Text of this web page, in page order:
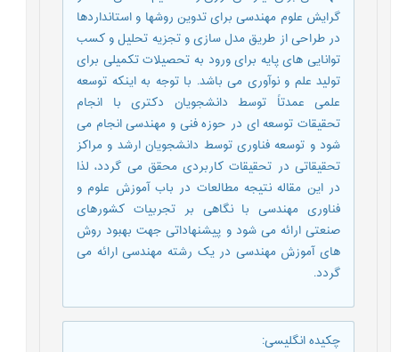
گرایش علوم مهندسی برای تدوین روشها و استانداردها
در طراحی از طریق مدل سازی و تجزیه تحلیل و کسب
توانایی های پایه برای ورود به تحصیلات تکمیلی برای
تولید علم و نوآوری می باشد. با توجه به اینکه توسعه
علمی عمدتاً توسط دانشجویان دکتری با انجام
تحقیقات توسعه ای در حوزه فنی و مهندسی انجام می
شود و توسعه فناوری توسط دانشجویان ارشد و مراکز
تحقیقاتی در تحقیقات کاربردی محقق می گردد، لذا
در این مقاله نتیجه مطالعات در باب آموزش علوم و
فناوری مهندسی با نگاهی بر تجربیات کشورهای
صنعتی ارائه می شود و پیشنهاداتی جهت بهبود روش
های آموزش مهندسی در یک رشته مهندسی ارائه می
گردد.
چکیده انگلیسی: